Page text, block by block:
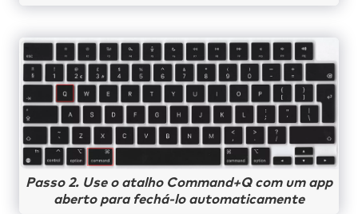
Passo 2. Use o atalho Command+Q com um app
aberto para fechá-lo automaticamente